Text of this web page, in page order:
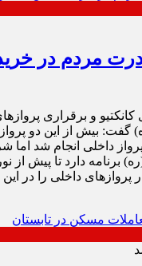
مردم در
کانکتیو و برقراری
گفت: بیش از این دو
داخلی انجام شد
برنامه دارد تا پیش از
پروازهای داخلی را در